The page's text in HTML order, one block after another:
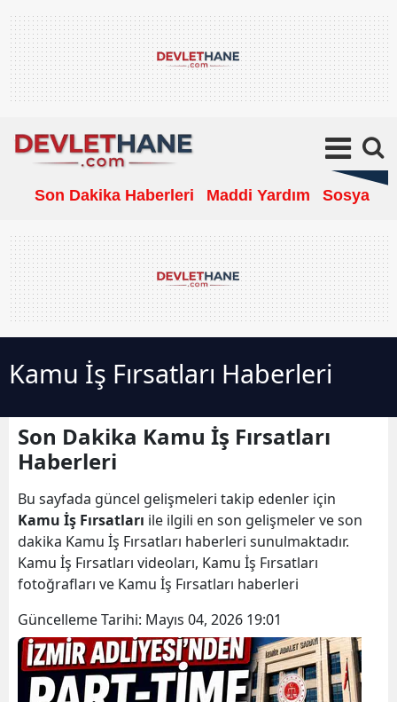
Son Dakika Haberleri Maddi Yardım Sosyal
Kamu İş Fırsatları Haberleri
Son Dakika Kamu İş Fırsatları
Haberleri
Bu sayfada güncel gelişmeleri takip edenler için
Kamu İş Fırsatları ile ilgili en son gelişmeler ve son
dakika Kamu İş Fırsatları haberleri sunulmaktadır.
Kamu İş Fırsatları videoları, Kamu İş Fırsatları
fotoğrafları ve Kamu İş Fırsatları haberleri
Güncelleme Tarihi: Mayıs 04, 2026 19:01